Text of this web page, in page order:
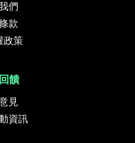
們
款
政策
饋
見
資訊